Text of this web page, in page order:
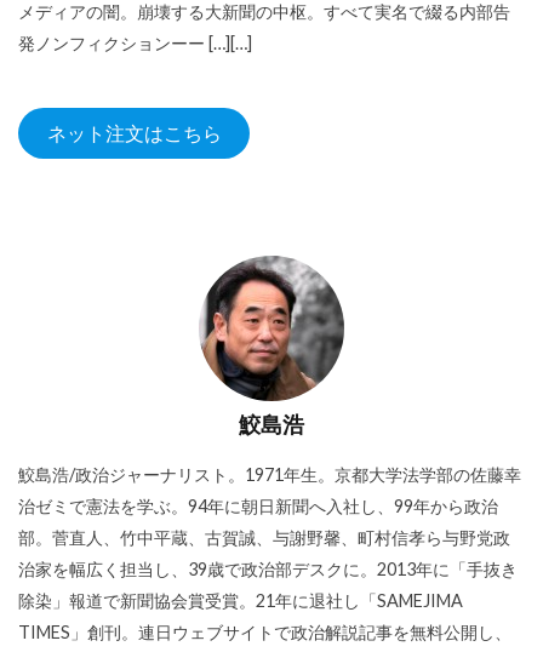
メディアの闇。崩壊する大新聞の中枢。すべて実名で綴る内部告
発ノンフィクションーー […][…]
ネット注文はこちら
鮫島浩
鮫島浩/政治ジャーナリスト。1971年生。京都大学法学部の佐藤幸
治ゼミで憲法を学ぶ。94年に朝日新聞へ入社し、99年から政治
部。菅直人、竹中平蔵、古賀誠、与謝野馨、町村信孝ら与野党政
治家を幅広く担当し、39歳で政治部デスクに。2013年に「手抜き
除染」報道で新聞協会賞受賞。21年に退社し「SAMEJIMA
TIMES」創刊。連日ウェブサイトで政治解説記事を無料公開し、